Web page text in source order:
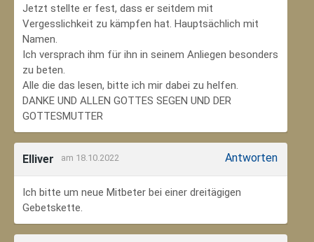
Jetzt stellte er fest, dass er seitdem mit
Vergesslichkeit zu kämpfen hat. Hauptsächlich mit
Namen.
Ich versprach ihm für ihn in seinem Anliegen besonders
zu beten.
Alle die das lesen, bitte ich mir dabei zu helfen.
DANKE UND ALLEN GOTTES SEGEN UND DER
GOTTESMUTTER
Elliver am 18.10.2022 Antworten
Ich bitte um neue Mitbeter bei einer dreitägigen
Gebetskette.